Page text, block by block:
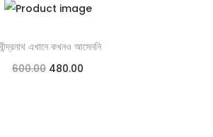
এখানে কখনও আসেননি
600.00 480.00